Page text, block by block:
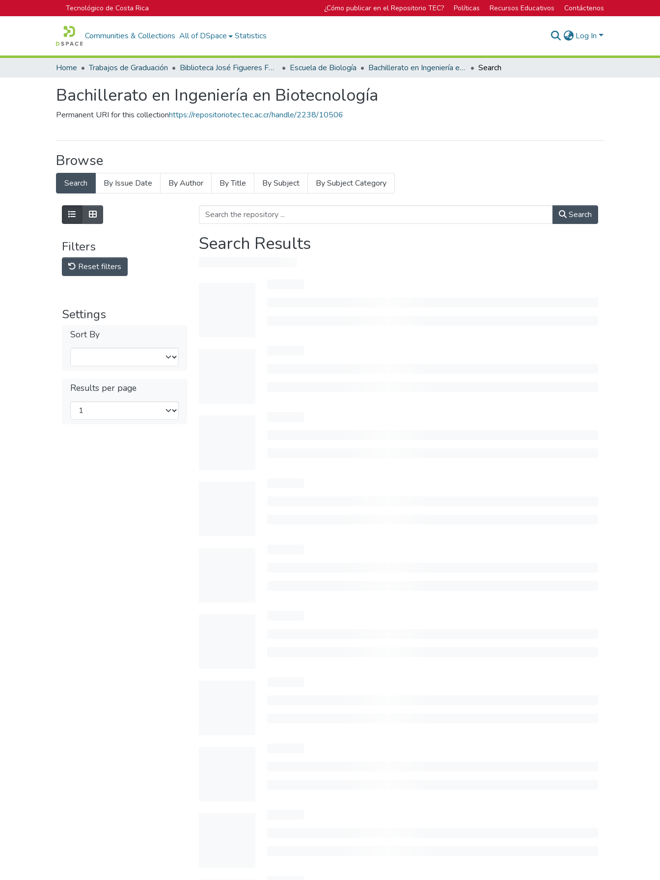
Tecnológico de Costa Rica ¿Cómo publicar en el Repositorio TEC? Políticas Recursos Educativos Contáctenos
Communities & Collections All of DSpace Statistics Log In
Home Trabajos de Graduación Biblioteca José Figueres Ferrer Escuela de Biología Bachillerato en Ingeniería en Biotecnología Search
Bachillerato en Ingeniería en Biotecnología
Permanent URI for this collectionhttps://repositoriotec.tec.ac.cr/handle/2238/10506
Browse
Search By Issue Date By Author By Title By Subject By Subject Category
Filters
Reset filters
Settings
Sort By
Results per page
Search
Search Results